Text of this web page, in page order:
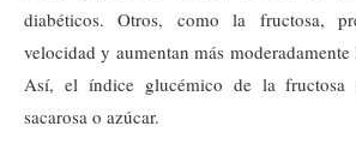
diabéticos. Otros, como la fructosa,
velocidad y aumentan más
Así, el índice glucémico de la
sacarosa o azúcar.